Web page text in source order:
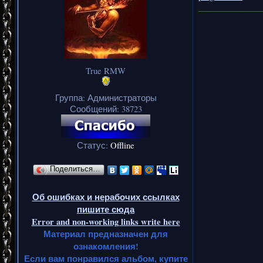
True RMW
Группа: Администраторы
Сообщений: 38723
Статус: Offline
Поделиться…
Об ошибках и нерабочих ссылках
пишите сюда
Error and non-working links write here
Материал предназначен для
ознакомления!
Если вам понравился альбом, купите